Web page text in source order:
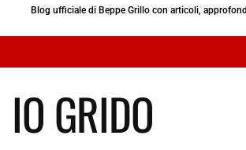
Blog ufficiale di Beppe Grillo con articoli,
IO GRIDO